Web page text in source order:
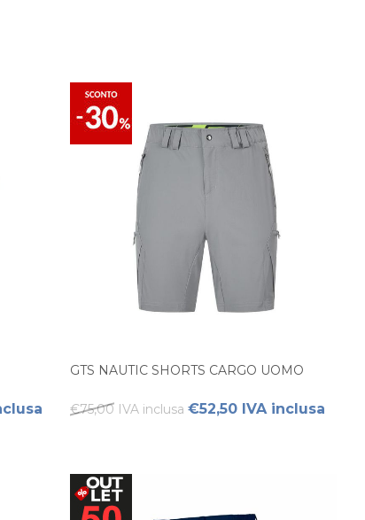
GTS NAUTIC SHORTS CARGO UOMO
€75,00 IVA inclusa €52,50 IVA inclusa